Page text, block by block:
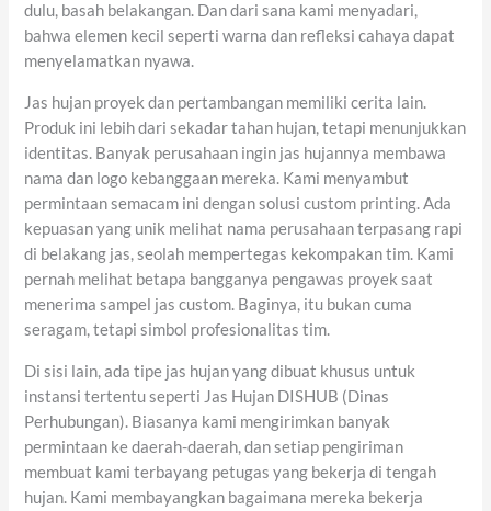
dulu, basah belakangan. Dan dari sana kami menyadari,
bahwa elemen kecil seperti warna dan refleksi cahaya dapat
menyelamatkan nyawa.
Jas hujan proyek dan pertambangan memiliki cerita lain.
Produk ini lebih dari sekadar tahan hujan, tetapi menunjukkan
identitas. Banyak perusahaan ingin jas hujannya membawa
nama dan logo kebanggaan mereka. Kami menyambut
permintaan semacam ini dengan solusi custom printing. Ada
kepuasan yang unik melihat nama perusahaan terpasang rapi
di belakang jas, seolah mempertegas kekompakan tim. Kami
pernah melihat betapa bangganya pengawas proyek saat
menerima sampel jas custom. Baginya, itu bukan cuma
seragam, tetapi simbol profesionalitas tim.
Di sisi lain, ada tipe jas hujan yang dibuat khusus untuk
instansi tertentu seperti Jas Hujan DISHUB (Dinas
Perhubungan). Biasanya kami mengirimkan banyak
permintaan ke daerah-daerah, dan setiap pengiriman
membuat kami terbayang petugas yang bekerja di tengah
hujan. Kami membayangkan bagaimana mereka bekerja